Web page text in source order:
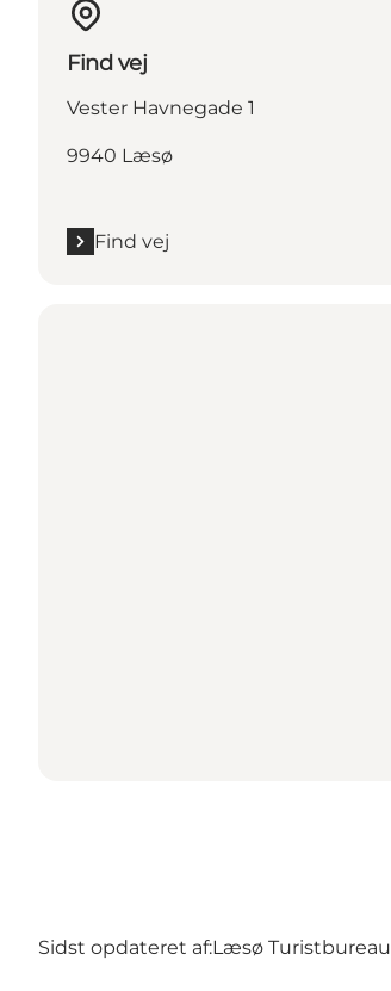
Find vej
Vester Havnegade 1
9940 Læsø
Find vej
Sidst opdateret af:Læsø Turistbureau